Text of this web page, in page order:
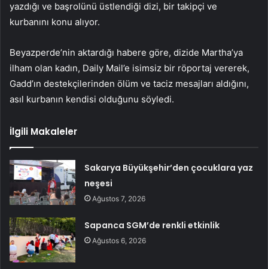
yazdığı ve başrolünü üstlendiği dizi, bir takipçi ve
kurbanını konu alıyor.
Beyazperde’nin aktardığı habere göre, dizide Martha’ya
ilham olan kadın, Daily Mail’e isimsiz bir röportaj vererek,
Gadd’ın destekçilerinden ölüm ve taciz mesajları aldığını,
asıl kurbanın kendisi olduğunu söyledi.
İlgili Makaleler
Sakarya Büyükşehir’den çocuklara yaz
neşesi
Ağustos 7, 2026
Sapanca SGM’de renkli etkinlik
Ağustos 6, 2026